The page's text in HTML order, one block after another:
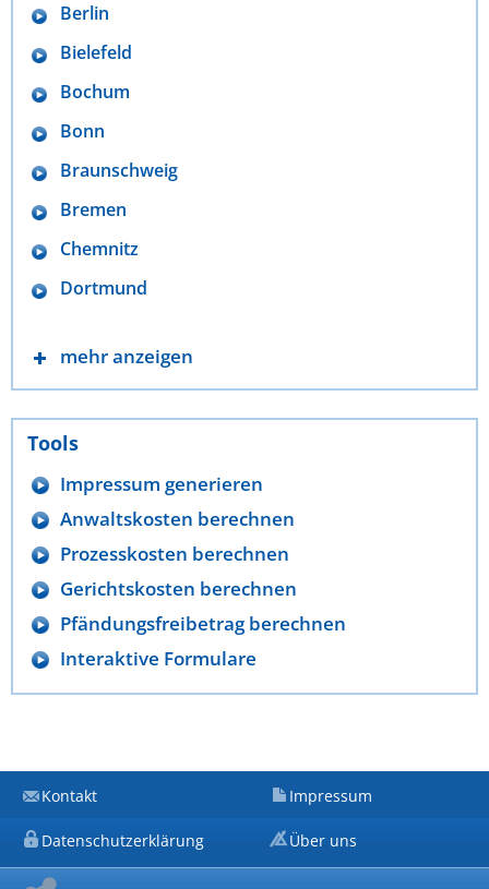
Berlin
Bielefeld
Bochum
Bonn
Braunschweig
Bremen
Chemnitz
Dortmund
mehr anzeigen
Tools
Impressum generieren
Anwaltskosten berechnen
Prozesskosten berechnen
Gerichtskosten berechnen
Pfändungsfreibetrag berechnen
Interaktive Formulare
Kontakt Impressum
Datenschutzerklärung Über uns